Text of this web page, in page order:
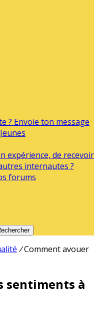
? Envoie ton message
expérience, de recevoir
internautes ?
forums
/Comment avouer
sentiments à